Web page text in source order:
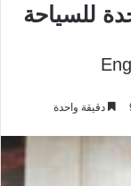
للسياحة
دقيقة واحدة